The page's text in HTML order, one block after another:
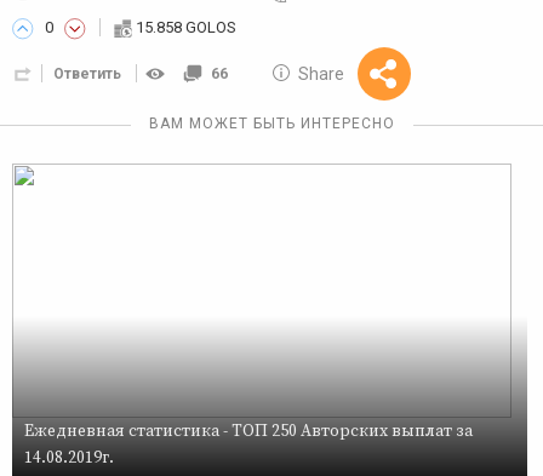
0 15.858 GOLOS
Ответить 66 Share
Reward
10 GOLOS
ВАМ МОЖЕТ БЫТЬ ИНТЕРЕСНО
Ежедневная статистика - ТОП 250 Авторских выплат за
14.08.2019г.